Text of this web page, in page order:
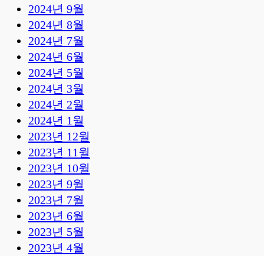
2024년 9월
2024년 8월
2024년 7월
2024년 6월
2024년 5월
2024년 3월
2024년 2월
2024년 1월
2023년 12월
2023년 11월
2023년 10월
2023년 9월
2023년 7월
2023년 6월
2023년 5월
2023년 4월